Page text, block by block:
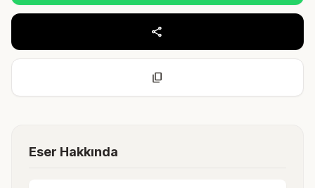
share
content_copy
Eser Hakkında